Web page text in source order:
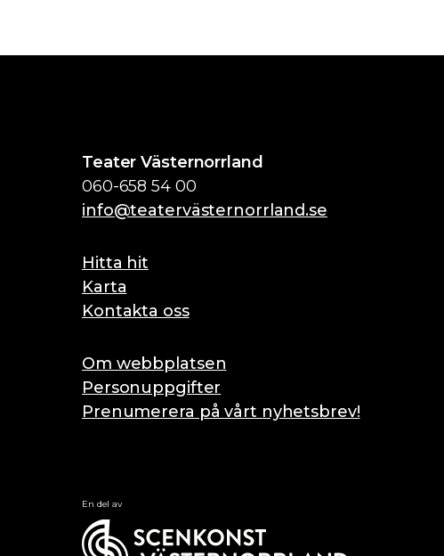
Teater Västernorrland
060-658 54 00
info@teatervästernorrland.se
Hitta hit
Karta
Kontakta oss
Om webbplatsen
Personuppgifter
Prenumerera på vårt nyhetsbrev!
En del av